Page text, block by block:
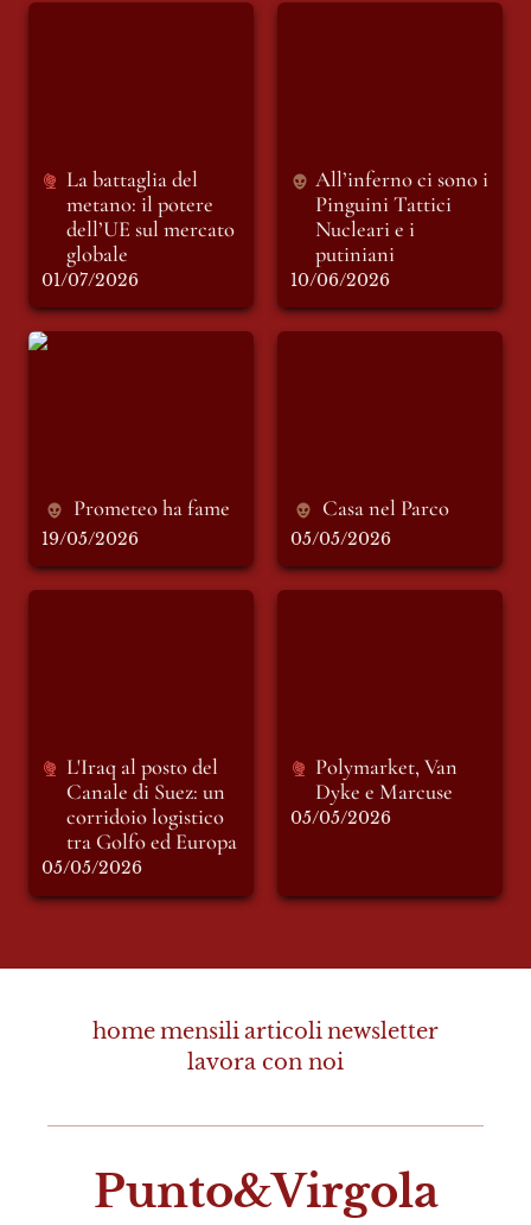
La battaglia del
metano: il potere
dell’UE sul mercato
globale
01/07/2026
All’inferno ci sono i
Pinguini Tattici
Nucleari e i
putiniani
10/06/2026
Prometeo ha fame
Prometeo ha fame
19/05/2026
Casa nel Parco
05/05/2026
L'Iraq al posto del
Canale di Suez: un
corridoio logistico
tra Golfo ed Europa
05/05/2026
Polymarket, Van
Dyke e Marcuse
05/05/2026
Punto&Virgola
homemensiliarticolinewsletter
lavora con noi